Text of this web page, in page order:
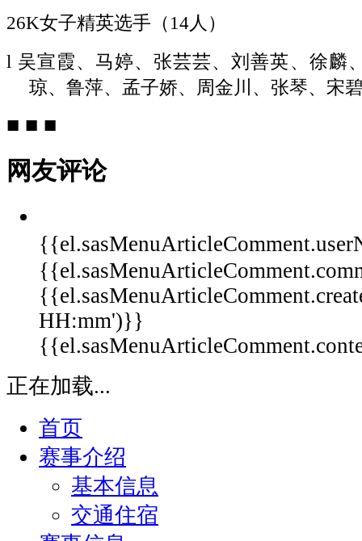
26K女子精英选手 （14人）
l 吴宣霞、马婷、张芸芸、刘善英、徐麟
琼、鲁萍、孟子娇、周金川、张琴、宋
■ ■ ■
网友评论
HH:mm')}}
正在加载...
首页
赛事介绍
基本信息
交通住宿